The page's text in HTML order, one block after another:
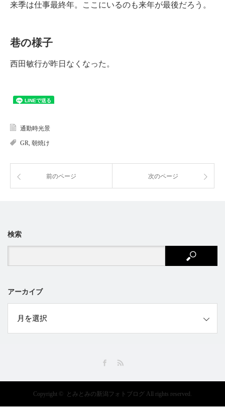
来季は仕事最終年。ここにいるのも来年が最後だろう。
巷の様子
西田敏行が昨日なくなった。
通勤時光景
GR, 朝焼け
前のページ 次のページ
検索
アーカイブ
Copyright © とみとみの新潟フォトブログ All rights reserved.